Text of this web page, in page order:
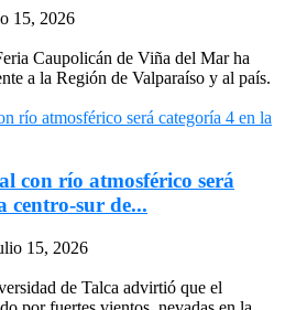
15, 2026
Caupolicán de Viña del Mar ha
a la Región de Valparaíso y al país.
con río atmosférico será
centro-sur de...
15, 2026
de Talca advirtió que el